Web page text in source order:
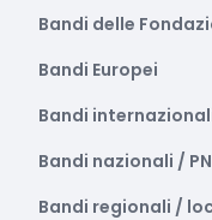
Bandi delle
Bandi Europei
Bandi
Bandi nazionali /
Bandi regionali /